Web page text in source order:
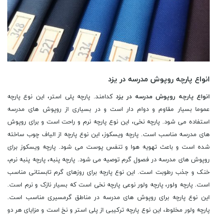
انواع پارچه روپوش مدرسه در یزد
انواع پارچه روپوش مدرسه در یزدکدامند. پارچه پلی استر، این نوع پارچه
عموما بسیار مقاوم و دوام دار است و در بسیاری از روپوش های مدرسه
استفاده می شود. پارچه نخی، این نوع پارچه نرم و راحت است و برای روپوش
های مدرسه مناسب است. پارچه ویسکوز، این نوع پارچه از الیاف چوب ساخته
شده است و باعث تهویه هوا و تنفس پوست می شود. پارچه ویسکوز برای
روپوش های مدرسه در فصول گرم توصیه می شود. پارچه پنبه، پارچه پنبه نرم،
خنک و جذب رطوبت است. این نوع پارچه برای روزهای گرم تابستانی مناسب
است. پارچه ولور، پارچه ولور نوعی پارچه نخی است که بسیار نازک و نرم است.
این نوع پارچه برای روپوش های مدرسه در مناطق گرمسیری مناسب است.
پارچه ولور مخلوط، این نوع پارچه ترکیبی از پلی استر و نخ است و مزایای هر دو